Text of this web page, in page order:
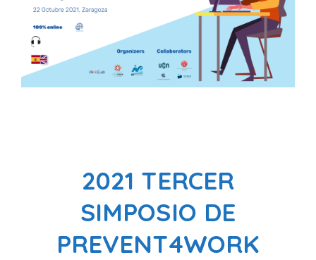
2021 TERCER
SIMPOSIO DE
PREVENT4WORK